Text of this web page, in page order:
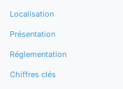
Localisation
Présentation
Réglementation
Chiffres clés